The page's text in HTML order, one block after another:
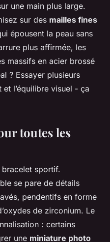
une main plus large.
sur des mailles fines
épousent la peau sans
plus affirmée, les
massifs en acier brossé
? Essayer plusieurs
l’équilibre visuel - ça
toutes les
bracelet sportif.
se pare de détails
pendentifs en forme
de zirconium. Le
: certains
une miniature photo